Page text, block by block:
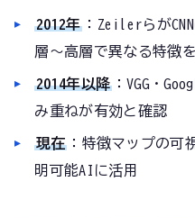
2012年 ：Zeilerらが
層〜高層で異なる特徴
2014年以降：VGG・
み重ねが有効と確認
現在 ：特徴マップの可
明可能AIに活用